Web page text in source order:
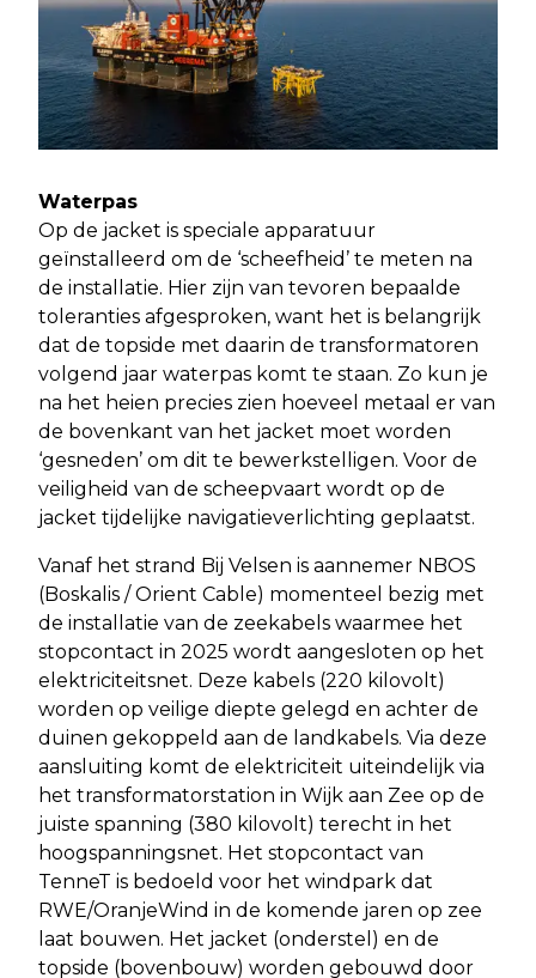
Waterpas
Op de jacket is speciale apparatuur
geïnstalleerd om de ‘scheefheid’ te meten na
de installatie. Hier zijn van tevoren bepaalde
toleranties afgesproken, want het is belangrijk
dat de topside met daarin de transformatoren
volgend jaar waterpas komt te staan. Zo kun je
na het heien precies zien hoeveel metaal er van
de bovenkant van het jacket moet worden
‘gesneden’ om dit te bewerkstelligen. Voor de
veiligheid van de scheepvaart wordt op de
jacket tijdelijke navigatieverlichting geplaatst.
Vanaf het strand Bij Velsen is aannemer NBOS
(Boskalis / Orient Cable) momenteel bezig met
de installatie van de zeekabels waarmee het
stopcontact in 2025 wordt aangesloten op het
elektriciteitsnet. Deze kabels (220 kilovolt)
worden op veilige diepte gelegd en achter de
duinen gekoppeld aan de landkabels. Via deze
aansluiting komt de elektriciteit uiteindelijk via
het transformatorstation in Wijk aan Zee op de
juiste spanning (380 kilovolt) terecht in het
hoogspanningsnet. Het stopcontact van
TenneT is bedoeld voor het windpark dat
RWE/OranjeWind in de komende jaren op zee
laat bouwen. Het jacket (onderstel) en de
topside (bovenbouw) worden gebouwd door